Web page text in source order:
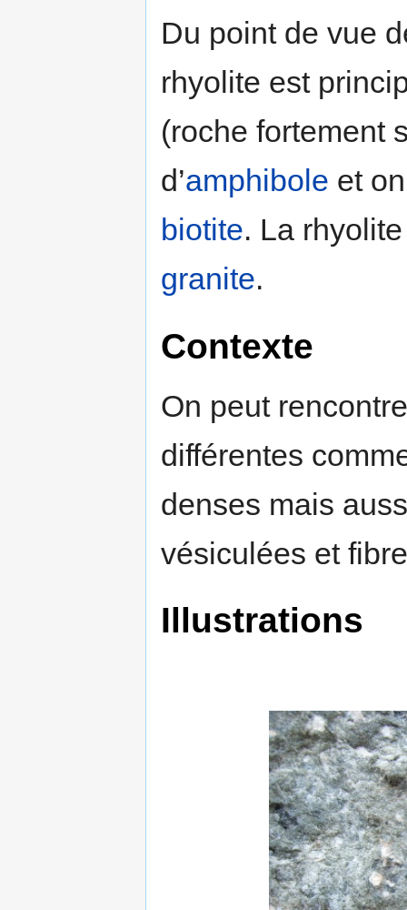
Du point de vue
rhyolite est
(roche fortement
d’amphibole et
biotite. La
granite.
Contexte
On peut
différentes
denses mais
vésiculées et
Illustrations